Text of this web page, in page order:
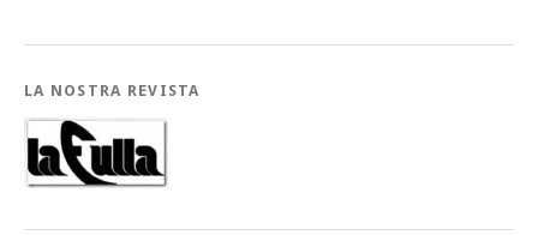
LA NOSTRA REVISTA